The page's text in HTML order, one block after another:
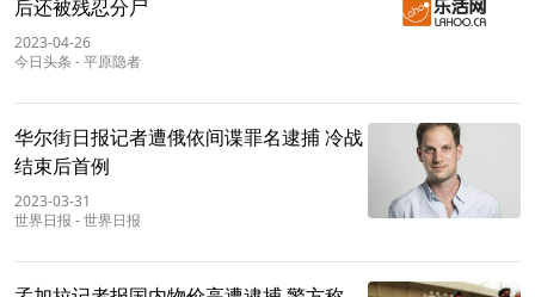
后还被残忍分尸
2023-04-26
今日头条 -平原隐者
华尔街日报记者遭俄依间谍罪名逮捕 冷战
结束后首例
2023-03-31
世界日报 -世界日报